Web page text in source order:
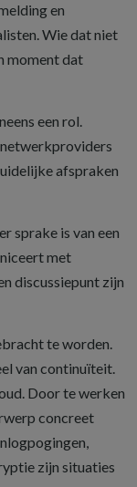
en
Wie dat niet
moment dat
een rol.
afspraken
sprake is van een
met
discussiepunt zijn
te worden.
van continuïteit.
Door te werken
concreet
zijn situaties